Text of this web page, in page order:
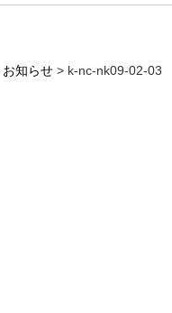
お知らせ > k-nc-nk09-02-03